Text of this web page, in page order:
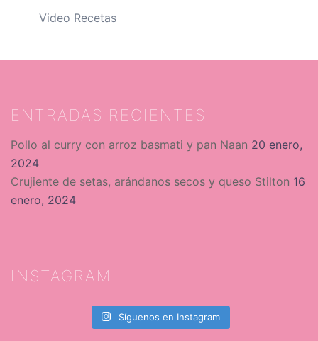
Video Recetas
ENTRADAS RECIENTES
Pollo al curry con arroz basmati y pan Naan 20 enero,
2024
Crujiente de setas, arándanos secos y queso Stilton 16
enero, 2024
INSTAGRAM
Síguenos en Instagram